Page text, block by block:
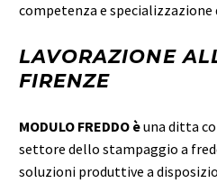
competenza e
LAVORAZIONE
FIRENZE
MODULO FREDDO èuna ditta
settore dello stampaggio a
soluzioni produttive a